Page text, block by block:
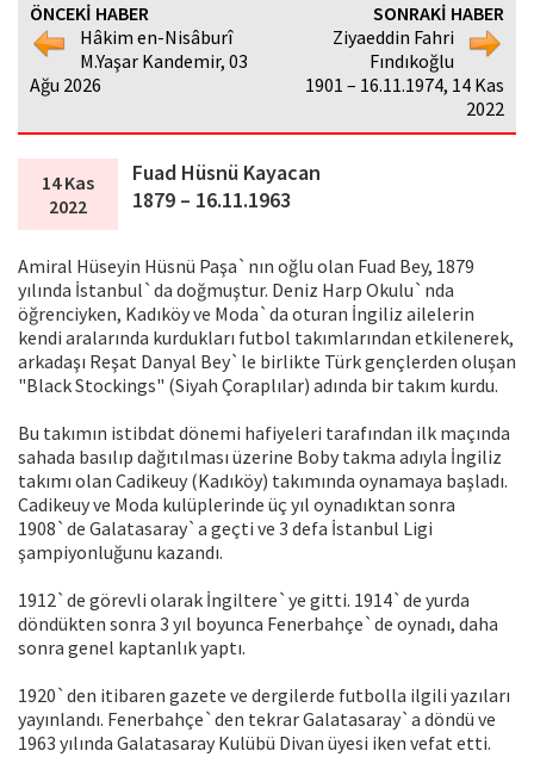
ÖNCEKİ HABER
Hâkim en-Nisâburî
M.Yaşar Kandemir, 03
Ağu 2026
SONRAKİ HABER
Ziyaeddin Fahri
Fındıkoğlu
1901 – 16.11.1974, 14 Kas
2022
14 Kas
2022
Fuad Hüsnü Kayacan
1879 – 16.11.1963
Amiral Hüseyin Hüsnü Paşa`nın oğlu olan Fuad Bey, 1879
yılında İstanbul`da doğmuştur. Deniz Harp Okulu`nda
öğrenciyken, Kadıköy ve Moda`da oturan İngiliz ailelerin
kendi aralarında kurdukları futbol takımlarından etkilenerek,
arkadaşı Reşat Danyal Bey`le birlikte Türk gençlerden oluşan
"Black Stockings" (Siyah Çoraplılar) adında bir takım kurdu.
Bu takımın istibdat dönemi hafiyeleri tarafından ilk maçında
sahada basılıp dağıtılması üzerine Boby takma adıyla İngiliz
takımı olan Cadikeuy (Kadıköy) takımında oynamaya başladı.
Cadikeuy ve Moda kulüplerinde üç yıl oynadıktan sonra
1908`de Galatasaray`a geçti ve 3 defa İstanbul Ligi
şampiyonluğunu kazandı.
1912`de görevli olarak İngiltere`ye gitti. 1914`de yurda
döndükten sonra 3 yıl boyunca Fenerbahçe`de oynadı, daha
sonra genel kaptanlık yaptı.
1920`den itibaren gazete ve dergilerde futbolla ilgili yazıları
yayınlandı. Fenerbahçe`den tekrar Galatasaray`a döndü ve
1963 yılında Galatasaray Kulübü Divan üyesi iken vefat etti.